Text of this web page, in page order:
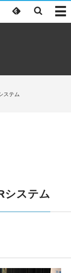
ステム
システム